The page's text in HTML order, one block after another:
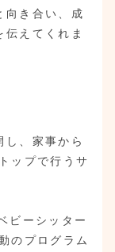
向き合い、成
えてくれま
し、家事から
ップで行うサ
ビーシッター
のプログラム